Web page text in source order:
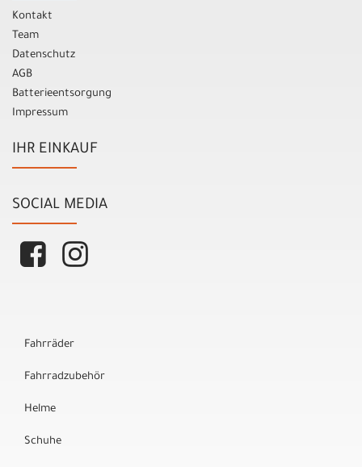
Kontakt
Team
Datenschutz
AGB
Batterieentsorgung
Impressum
IHR EINKAUF
SOCIAL MEDIA
Fahrräder
Fahrradzubehör
Helme
Schuhe